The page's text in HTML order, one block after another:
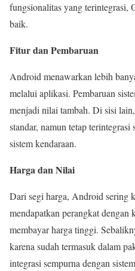
fungsionalitas yang
baik.
Fitur dan Pembaruan
Android menawarkan lebih
melalui aplikasi. Pembaruan
menjadi nilai tambah. Di sisi
standar, namun tetap
sistem kendaraan.
Harga dan Nilai
Dari segi harga, Android sering
mendapatkan perangkat dengan
membayar harga tinggi.
karena sudah termasuk dalam
integrasi sempurna dengan